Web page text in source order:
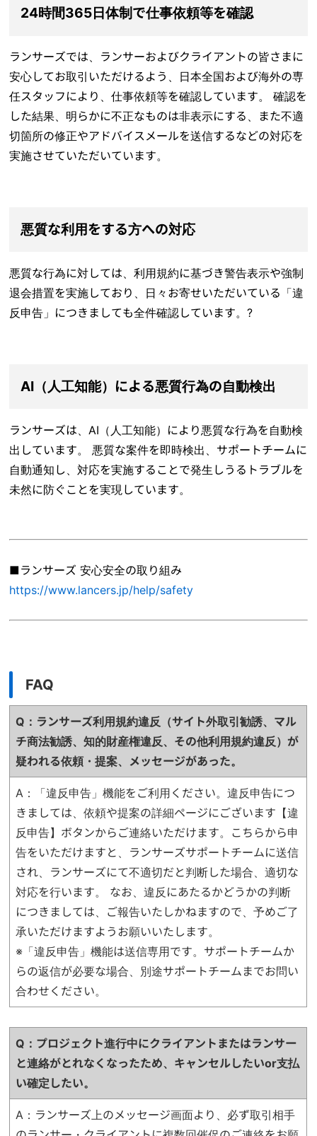
24時間365日体制で仕事依頼等を確認
ランサーズでは、ランサーおよびクライアントの皆さまに
安心してお取引いただけるよう、日本全国および海外の専
任スタッフにより、仕事依頼等を確認しています。 確認を
した結果、明らかに不正なものは非表示にする、また不適
切箇所の修正やアドバイスメールを送信するなどの対応を
実施させていただいています。
悪質な利用をする方への対応
悪質な行為に対しては、利用規約に基づき警告表示や強制
退会措置を実施しており、日々お寄せいただいている「違
反申告」につきましても全件確認しています。?
AI（人工知能）による悪質行為の自動検出
ランサーズは、AI（人工知能）により悪質な行為を自動検
出しています。 悪質な案件を即時検出、サポートチームに
自動通知し、対応を実施することで発生しうるトラブルを
未然に防ぐことを実現しています。
■ランサーズ 安心安全の取り組み
https://www.lancers.jp/help/safety
FAQ
Q：ランサーズ利用規約違反（サイト外取引勧誘、マル
チ商法勧誘、知的財産権違反、 その他利用規約違反）が
疑われる依頼・提案、メッセージがあった。
A：「違反申告」機能をご利用ください。違反申告につ
きましては、依頼や提案の詳細ページにございます【違
反申告】ボタンからご連絡いただけます。こちらから申
告をいただけますと、ランサーズサポートチームに送信
され、ランサーズにて不適切だと判断した場合、適切な
対応を行います。 なお、違反にあたるかどうかの判断
につきましては、ご報告いたしかねますので、予めご了
承いただけますようお願いいたします。
※「違反申告」機能は送信専用です。サポートチームか
らの返信が必要な場合、別途サポートチームまでお問い
合わせください。
Q：プロジェクト進行中にクライアントまたはランサー
と連絡がとれなくなったため、 キャンセルしたいor支払
い確定したい。
A：ランサーズ上のメッセージ画面より、必ず取引相手